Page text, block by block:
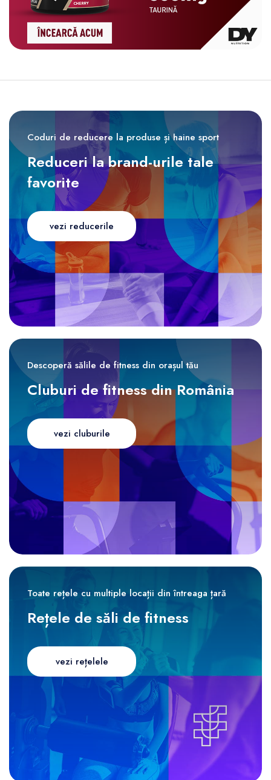
Coduri de reducere la produse și haine sport
Reduceri la brand-urile tale
favorite
vezi reducerile
Descoperă sălile de fitness din orașul tău
Cluburi de fitness din România
vezi cluburile
Toate rețele cu multiple locații din întreaga țară
Rețele de săli de fitness
vezi rețelele